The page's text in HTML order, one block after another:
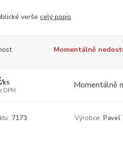
verše celý popis
Momentálně
/ks
DPH Momentálně
7173 Výrobce: Pavel